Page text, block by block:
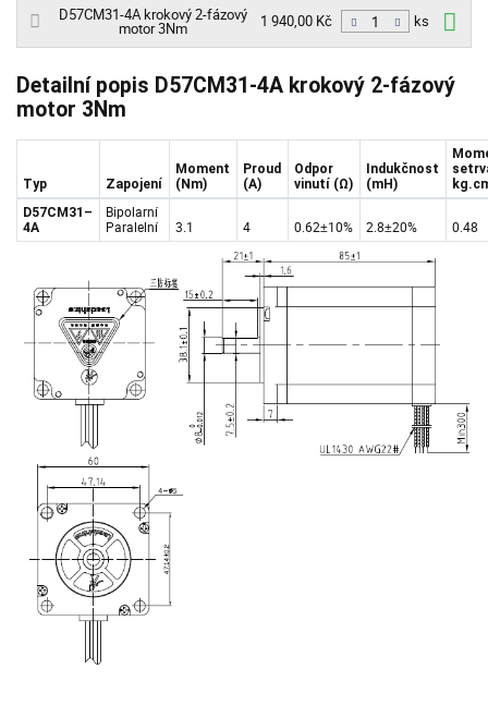
D57CM31-4A krokový 2-fázový
motor 3Nm 1 940,00 Kč ks
Detailní popis D57CM31-4A krokový 2-fázový
motor 3Nm
Typ Zapojení
Moment
(Nm)
Proud
(A)
Odpor
vinutí (Ω)
Indukčnost
(mH)
D57CM31–
4A
Bipolarní
Paralelní
3.1 4 0.62±10% 2.8±20% 0.48